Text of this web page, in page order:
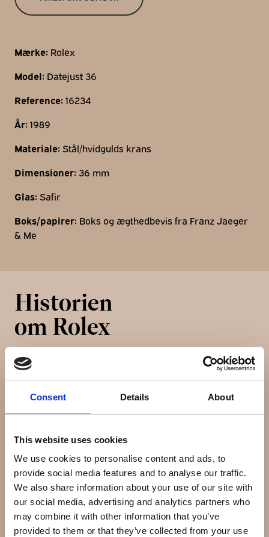
Consent Details About
This website uses cookies
We use cookies to personalise content and ads, to
provide social media features and to analyse our traffic.
We also share information about your use of our site with
our social media, advertising and analytics partners who
may combine it with other information that you’ve
provided to them or that they’ve collected from your use
Gothersgade 31
+45 29 29 99 46
Mærke: Rolex
Model: Datejust 36
Reference: 16234
År: 1989
Materiale: Stål/hvidgulds krans
Dimensioner: 36 mm
Glas: Safir
Boks/papirer: Boks og ægthedbevis fra Franz Jaeger
& Me
Historien
om Rolex
Rolex SA og dets datterselskab Montres Tudor SA er
Det blev grundlag af Hans Wildorf og Alfred Davis i
London, England i 1905. I 1919 flyttede Wilsdorf og Davis
virksomheden til Geneve, Schweiz.
Magasinet Bloomberg Businessweek rangerede Rolex
som nummer 71 på listen over verdens top 100 globale
varemærker i år 2007. Rolex er den største
enkeltproducent af luksusure med en produktion af
omkring 812.000 om året. Den estimerede omsætning i
2003 var omkring 3 milliarder $.